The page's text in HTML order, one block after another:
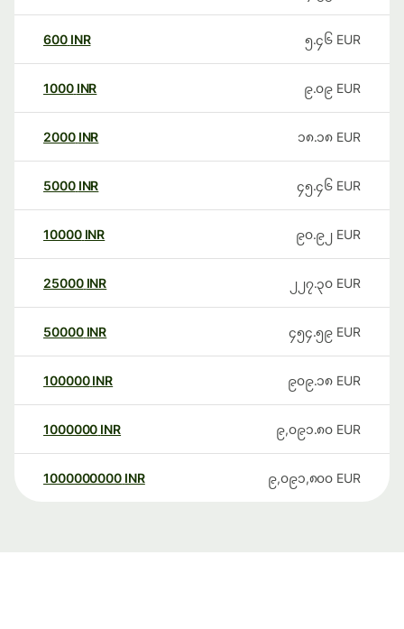
600 INR ၅.၄၆ EUR
1000 INR ၉.၀၉ EUR
2000 INR ၁၈.၁၈ EUR
5000 INR ၄၅.၄၆ EUR
10000 INR ၉၀.၉၂ EUR
25000 INR ၂၂၇.၃၀ EUR
50000 INR ၄၅၄.၅၉ EUR
100000 INR ၉၀၉.၁၈ EUR
1000000 INR ၉,၀၉၁.၈၀ EUR
1000000000 INR ၉,၀၉၁,၈၀၀ EUR